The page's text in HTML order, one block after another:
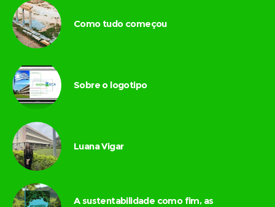
Como tudo começou
Sobre o logotipo
Luana Vigar
A sustentabilidade como fim, as